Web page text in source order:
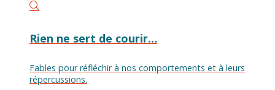
Rien ne sert de courir…
Fables pour réfléchir à nos comportements et à leurs
répercussions.